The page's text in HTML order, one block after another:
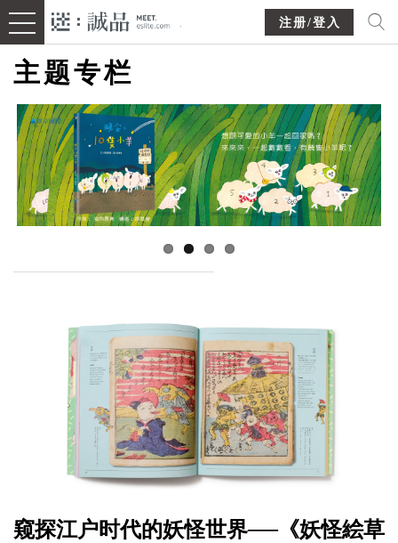
注册/登入
主题专栏
窥探江户时代的妖怪世界──《妖怪絵草